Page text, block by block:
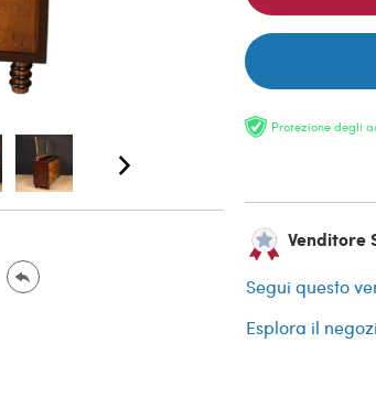
Protezione degli
Venditore
Segui questo
Esplora il